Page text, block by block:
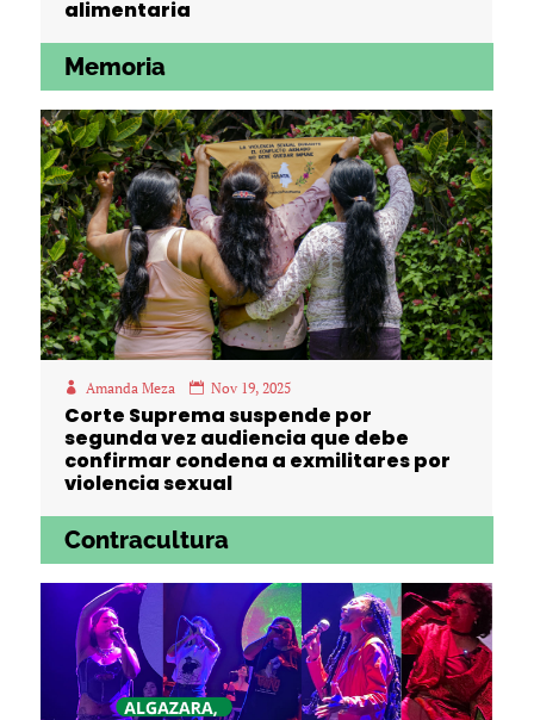
alimentaria
Memoria
Amanda Meza Nov 19, 2025
Corte Suprema suspende por
segunda vez audiencia que debe
confirmar condena a exmilitares por
violencia sexual
Contracultura